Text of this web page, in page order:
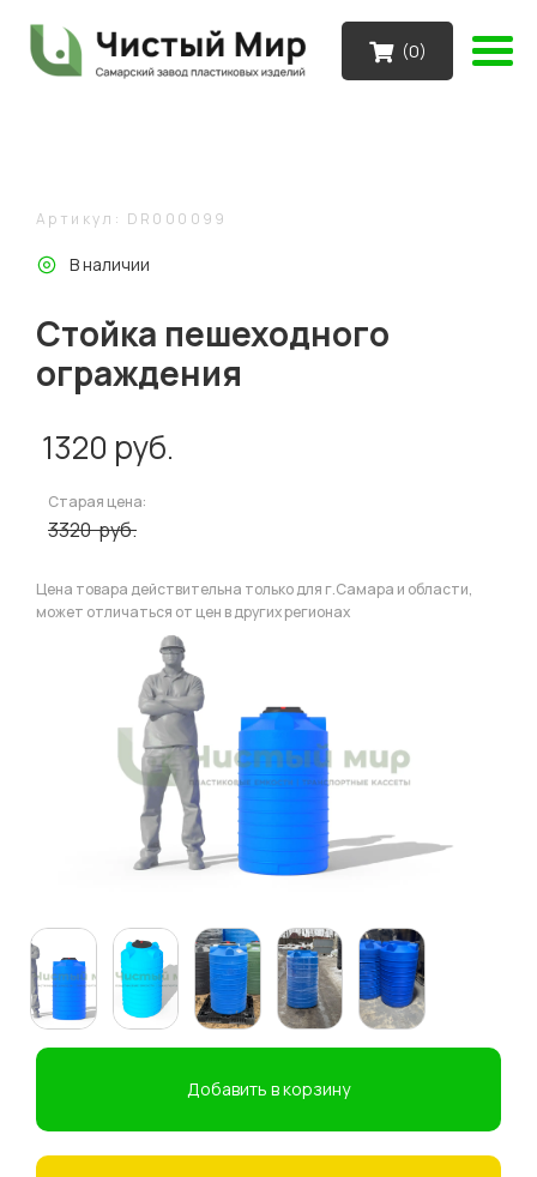
(0)
Артикул: DR000099
В наличии
Стойка пешеходного
ограждения
1320 руб.
Старая цена:
3320руб.
Цена товара действительна только для г.Самара и области,
может отличаться от цен в других регионах
Добавить в корзину